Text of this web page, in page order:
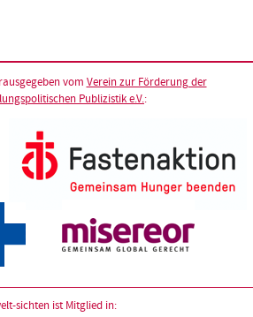
vom Verein zur Förderung der
Publizistik e.V.:
sichten ist Mitglied in: